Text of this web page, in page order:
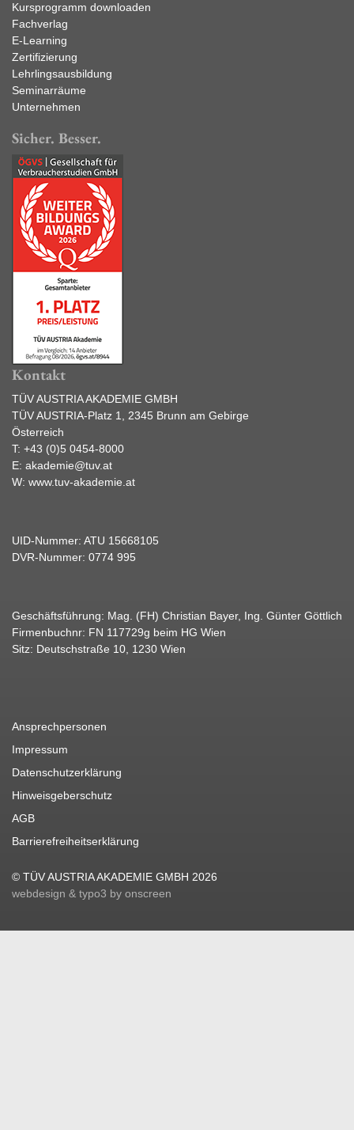
Kursprogramm downloaden
Fachverlag
E-Learning
Zertifizierung
Lehrlingsausbildung
Seminarräume
Unternehmen
Sicher. Besser.
Kontakt
TÜV AUSTRIA AKADEMIE GMBH
TÜV AUSTRIA-Platz 1, 2345 Brunn am Gebirge
Österreich
T: +43 (0)5 0454-8000
E: akademie@tuv.at
W: www.tuv-akademie.at
UID-Nummer: ATU 15668105
DVR-Nummer: 0774 995
Geschäftsführung: Mag. (FH) Christian Bayer, Ing. Günter Göttlich
Firmenbuchnr: FN 117729g beim HG Wien
Sitz: Deutschstraße 10, 1230 Wien
Ansprechpersonen
Impressum
Datenschutzerklärung
Hinweisgeberschutz
AGB
Barrierefreiheitserklärung
© TÜV AUSTRIA AKADEMIE GMBH 2026
webdesign & typo3 by onscreen